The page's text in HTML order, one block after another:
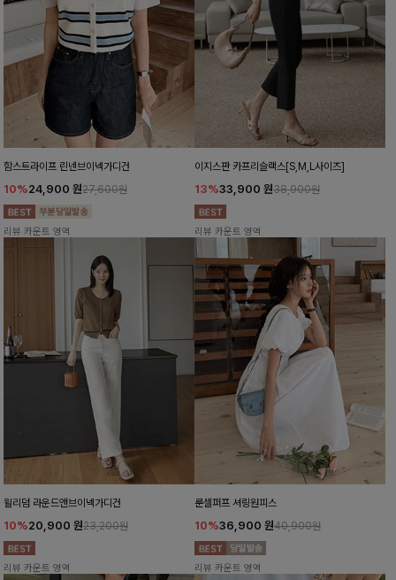
함스트라이프 린넨브이넥가디건
10%24,900 원27,600원
리뷰 카운트 영역
이지스판 카프리슬랙스[S,M,L사이즈]
13%33,900 원38,900원
리뷰 카운트 영역
윌리덤 라운드앤브이넥가디건
10%20,900 원23,200원
리뷰 카운트 영역
룬셀퍼프 셔링원피스
10%36,900 원40,900원
리뷰 카운트 영역